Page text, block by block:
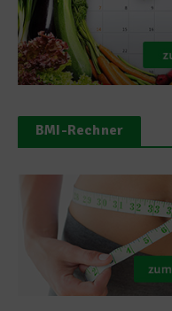
BMI-Rechner